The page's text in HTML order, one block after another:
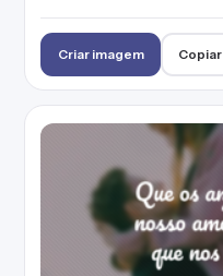
Criar imagem Copiar